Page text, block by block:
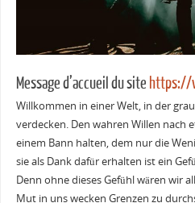
Message d’accueil du site https://
Willkommen in einer Welt, in der
verdecken. Den wahren Willen nach
einem Bann halten, dem nur die
sie als Dank dafür erhalten ist ein
Denn ohne dieses Gefühl wären wir
Mut in uns wecken Grenzen zu